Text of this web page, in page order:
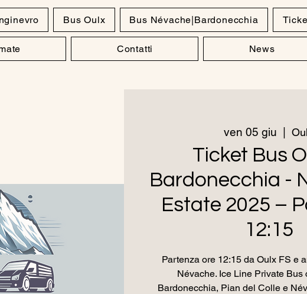
Bus Oulx Bus Névache|Bardonecchia
Contatti News
ven 05 giu
Ticket Bus
Bardonecchia -
Estate 2025 –
12:15
Partenza ore 12:15 da Oulx FS e
Névache. Ice Line Private Bus
Bardonecchia, Pian del Colle e